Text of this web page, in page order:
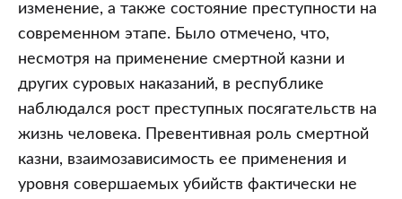
изменение, а также состояние преступности на
современном этапе. Было отмечено, что,
несмотря на применение смертной казни и
других суровых наказаний, в республике
наблюдался рост преступных посягательств на
жизнь человека. Превентивная роль смертной
казни, взаимозависимость ее применения и
уровня совершаемых убийств фактически не